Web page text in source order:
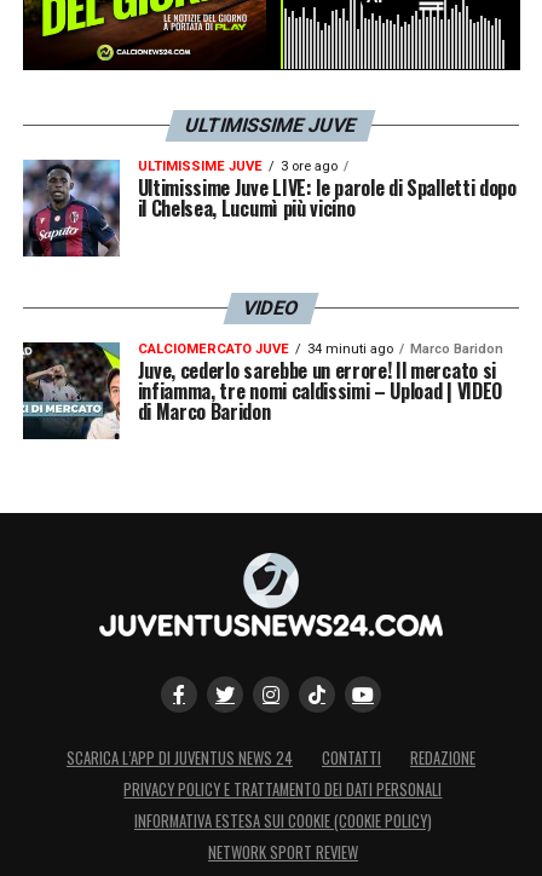
ULTIMISSIME JUVE
ULTIMISSIME JUVE 3 ore ago
Ultimissime Juve LIVE: le parole di Spalletti dopo
il Chelsea, Lucumì più vicino
VIDEO
CALCIOMERCATO JUVE 34 minuti ago Marco Baridon
Juve, cederlo sarebbe un errore! Il mercato si
infiamma, tre nomi caldissimi – Upload | VIDEO
di Marco Baridon
SCARICA L’APP DI JUVENTUS NEWS 24 CONTATTI
REDAZIONE
PRIVACY POLICY E TRATTAMENTO DEI DATI PERSONALI
INFORMATIVA ESTESA SUI COOKIE (COOKIE POLICY)
NETWORK SPORT REVIEW